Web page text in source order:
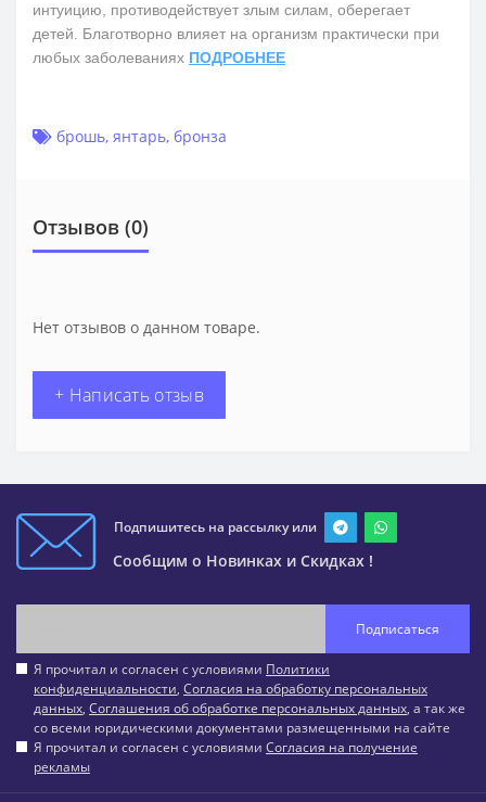
интуицию, противодействует злым силам, оберегает
детей. Благотворно влияет на организм практически при
любых заболеваниях ПОДРОБНЕЕ
брошь, янтарь, бронза
Отзывов (0)
Нет отзывов о данном товаре.
+ Написать отзыв
Подпишитесь на рассылку или
Сообщим о Новинках и Скидках !
Подписаться
Я прочитал и согласен с условиями Политики
конфиденциальности, Согласия на обработку персональных
данных, Соглашения об обработке персональных данных, а так же
со всеми юридическими документами размещенными на сайте
Я прочитал и согласен с условиями Согласия на получение
рекламы